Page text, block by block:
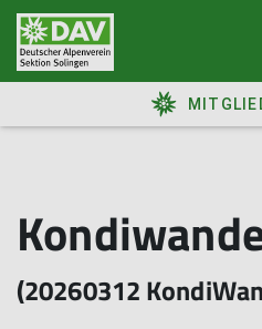
(20260312